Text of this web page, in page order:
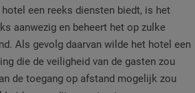
een reeks diensten biedt, is het
aanwezig en beheert het op zulke
Als gevolg daarvan wilde het hotel een
die de veiligheid van de gasten zou
de toegang op afstand mogelijk zou